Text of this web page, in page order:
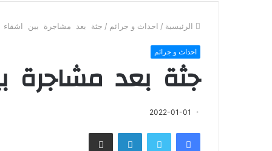
الرئيسية / احداث و جرائم / جثة بعد مشاجرة بين اشقاء
احداث و جرائم
جثة بعد مشاجرة
2022-01-01
فيسبوك تويتر لينكدإن مشاركة عبر البريد